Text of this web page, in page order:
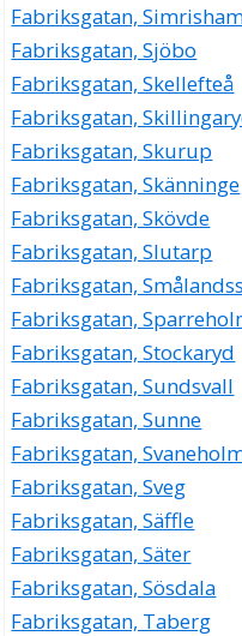
Fabriksgatan,
Fabriksgatan, Sjöbo
Fabriksgatan, Skellefteå
Fabriksgatan,
Fabriksgatan, Skurup
Fabriksgatan, Skänninge
Fabriksgatan, Skövde
Fabriksgatan, Slutarp
Fabriksgatan,
Fabriksgatan,
Fabriksgatan, Stockaryd
Fabriksgatan, Sundsvall
Fabriksgatan, Sunne
Fabriksgatan,
Fabriksgatan, Sveg
Fabriksgatan, Säffle
Fabriksgatan, Säter
Fabriksgatan, Sösdala
Fabriksgatan, Taberg